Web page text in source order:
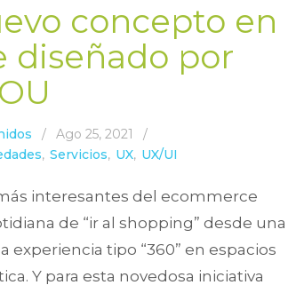
concepto en
diseñado por
/ Ago 25, 2021
/
, Servicios, UX, UX/UI
interesantes del ecommerce
de “ir al shopping” desde una
tipo “360” en espacios
Y para esta novedosa iniciativa